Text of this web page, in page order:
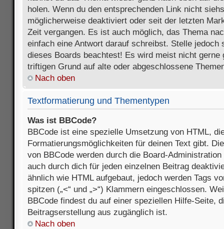
holen. Wenn du den entsprechenden Link nicht
möglicherweise deaktiviert oder seit der letzten
Zeit vergangen. Es ist auch möglich, das Thema
einfach eine Antwort darauf schreibst. Stelle jedoch
dieses Boards beachtest! Es wird meist nicht gerne
triftigen Grund auf alte oder abgeschlossene
Nach oben
Textformatierung und Thementypen
Was ist BBCode?
BBCode ist eine spezielle Umsetzung von HTML,
Formatierungsmöglichkeiten für deinen Text gibt.
von BBCode werden durch die Board-
auch durch dich für jeden einzelnen Beitrag
ähnlich wie HTML aufgebaut, jedoch werden Tags
spitzen („<“ und „>“) Klammern eingeschlossen.
BBCode findest du auf einer speziellen Hilfe-Seite,
Beitragserstellung aus zugänglich ist.
Nach oben